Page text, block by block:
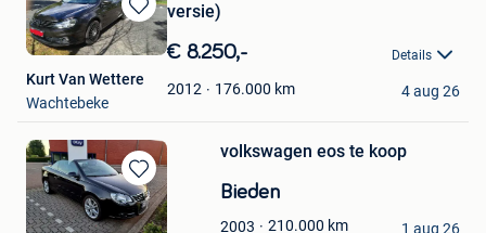
Bewaren
in
Favorieten
versie)
€ 8.250,- Details
2012 176.000 km
Kurt Van Wettere
Wachtebeke
4 aug 26
Bewaren
in
Mijn
volkswagen eos te koop
Bieden
2003 210.000 km
laurakeeuh
1 aug 26